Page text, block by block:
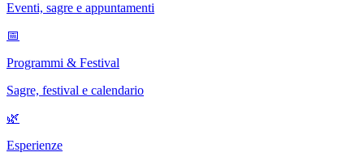
Eventi, sagre e appuntamenti
📅
Programmi & Festival
Sagre, festival e calendario
🌿
Esperienze